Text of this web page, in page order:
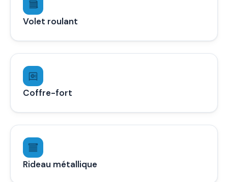
Volet roulant
Coffre-fort
Rideau métallique